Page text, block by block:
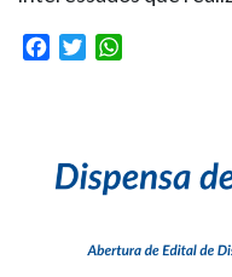
Facebook
Twitter